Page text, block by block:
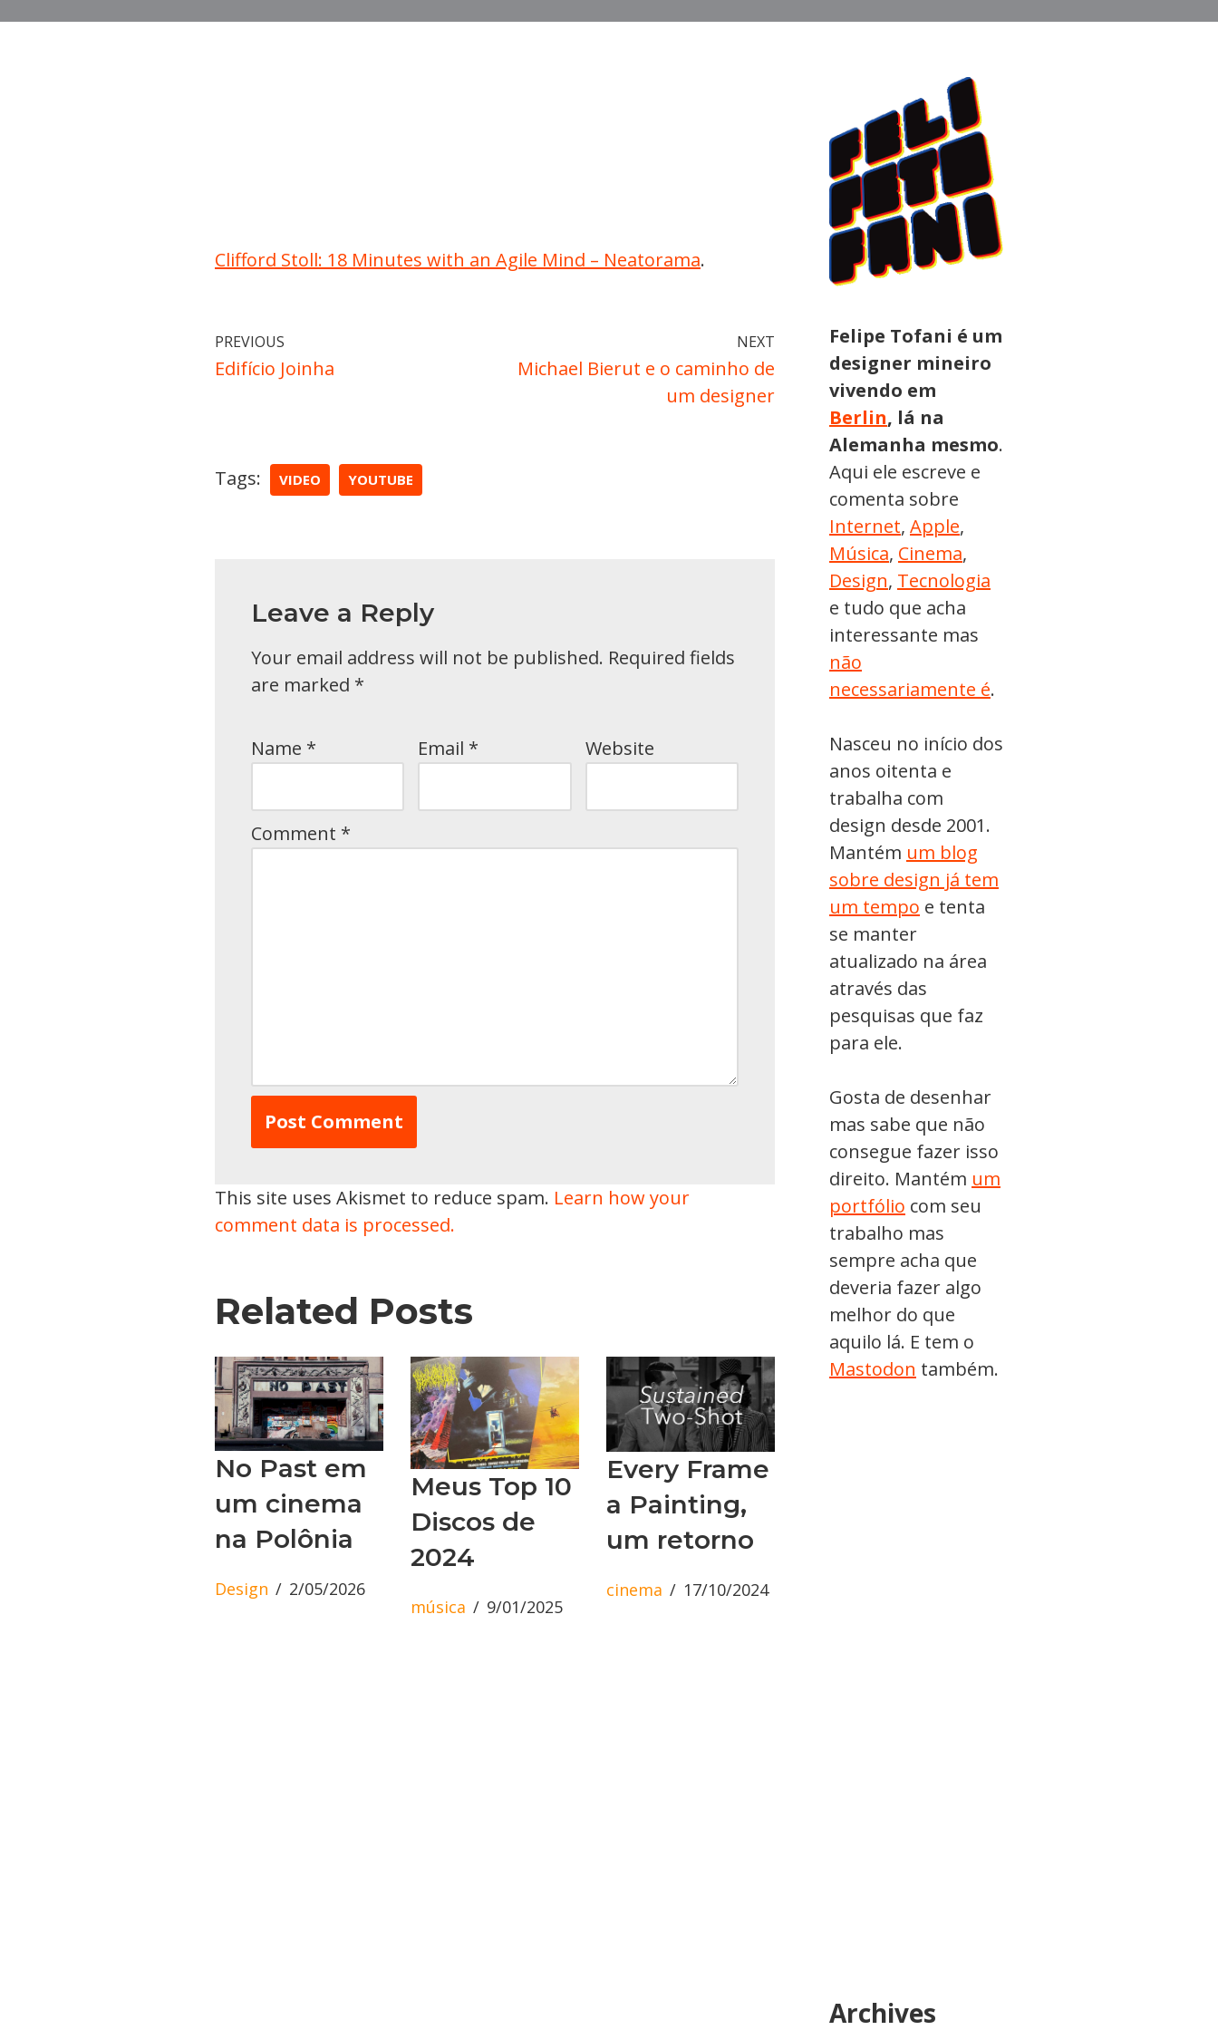
Clifford Stoll: 18 Minutes with an Agile Mind – Neatorama.
PREVIOUS
Edifício Joinha
NEXT
Michael Bierut e o caminho de
um designer
Tags: VIDEO YOUTUBE
Leave a Reply
Your email address will not be published. Required fields
are marked *
Name * Email * Website
Comment *
This site uses Akismet to reduce spam. Learn how your
comment data is processed.
Related Posts
No Past em
um cinema
na Polônia
Design 2/05/2026
Meus Top 10
Discos de
2024
música 9/01/2025
Every Frame
a Painting,
um retorno
cinema 17/10/2024
Felipe Tofani é um
designer mineiro
vivendo em
Berlin, lá na
Alemanha mesmo.
Aqui ele escreve e
comenta sobre
Internet, Apple,
Música, Cinema,
Design, Tecnologia
e tudo que acha
interessante mas
não
necessariamente é.
Nasceu no início dos
anos oitenta e
trabalha com
design desde 2001.
Mantém um blog
sobre design já tem
um tempo e tenta
se manter
atualizado na área
através das
pesquisas que faz
para ele.
Gosta de desenhar
mas sabe que não
consegue fazer isso
direito. Mantém um
portfólio com seu
trabalho mas
sempre acha que
deveria fazer algo
melhor do que
aquilo lá. E tem o
Mastodon também.
Archives